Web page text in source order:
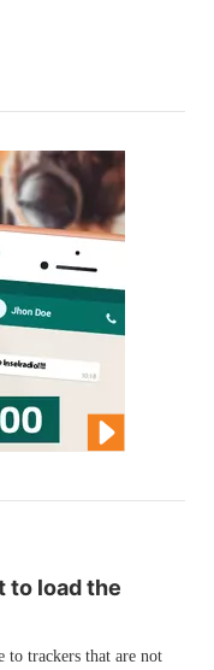
to load the
to trackers that are not